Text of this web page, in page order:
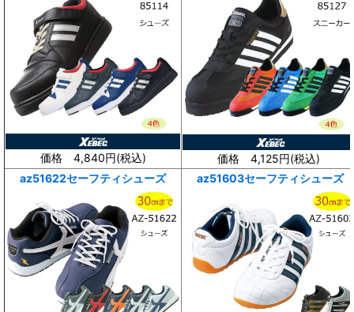
価格 4,840円(税込) 価格 4,125円(税込)
az51622セーフティシューズ
az51603セーフティシューズ